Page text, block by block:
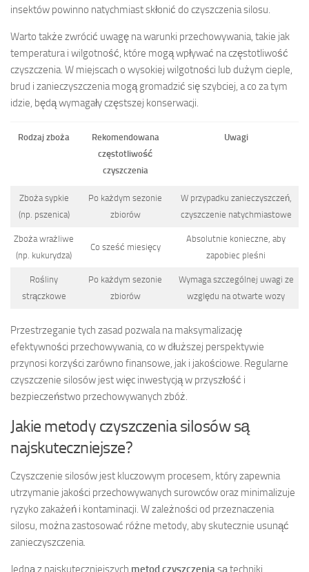
insektów powinno natychmiast skłonić do czyszczenia silosu.
Warto także zwrócić uwagę na warunki przechowywania, takie jak
temperatura i wilgotność, które mogą wpływać na częstotliwość
czyszczenia. W miejscach o wysokiej wilgotności lub dużym cieple,
brud i zanieczyszczenia mogą gromadzić się szybciej, a co za tym
idzie, będą wymagały częstszej konserwacji.
Rodzaj zboża
Rekomendowana
częstotliwość
czyszczenia
Uwagi
Zboża sypkie
(np. pszenica)
Po każdym sezonie
zbiorów
W przypadku zanieczyszczeń,
czyszczenie natychmiastowe
Zboża wrażliwe
(np. kukurydza)
Co sześć miesięcy
Absolutnie konieczne, aby
zapobiec pleśni
Rośliny
strączkowe
Po każdym sezonie
zbiorów
Wymaga szczególnej uwagi ze
względu na otwarte wozy
Przestrzeganie tych zasad pozwala na maksymalizację
efektywności przechowywania, co w dłuższej perspektywie
przynosi korzyści zarówno finansowe, jak i jakościowe. Regularne
czyszczenie silosów jest więc inwestycją w przyszłość i
bezpieczeństwo przechowywanych zbóż.
Jakie metody czyszczenia silosów są
najskuteczniejsze?
Czyszczenie silosów jest kluczowym procesem, który zapewnia
utrzymanie jakości przechowywanych surowców oraz minimalizuje
ryzyko zakażeń i kontaminacji. W zależności od przeznaczenia
silosu, można zastosować różne metody, aby skutecznie usunąć
zanieczyszczenia.
Jedną z najskuteczniejszych metod czyszczenia są techniki